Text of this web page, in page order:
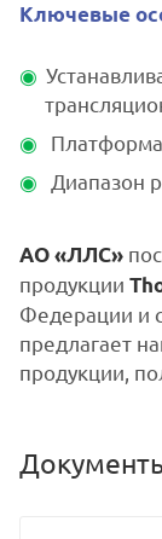
Ключевые
Диапазон
АО «ЛЛС»
продукции
Федерации и
предлагает
продукции,